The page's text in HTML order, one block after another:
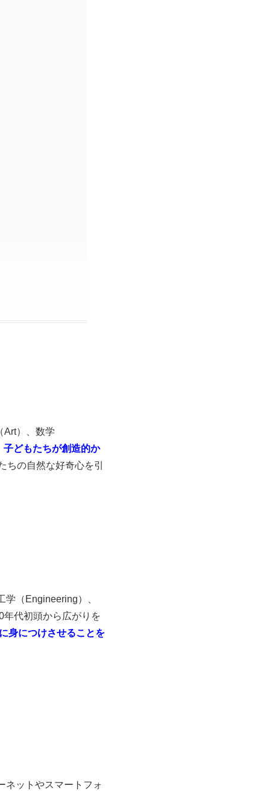
Art）、数学
子どもたちが創造的か
ちの自然な好奇心を引
（Engineering）、
代初頭から広がりを
身につけさせることを
ネットやスマートフォ